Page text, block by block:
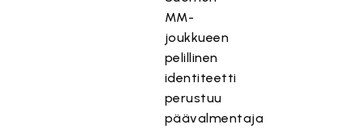
MM-
joukkueen
pelillinen
identiteetti
perustuu
päävalmentaja